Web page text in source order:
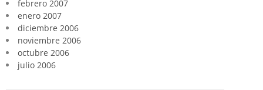
febrero 2007
enero 2007
diciembre 2006
noviembre 2006
octubre 2006
julio 2006